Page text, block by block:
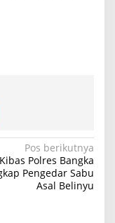
Pos berikutnya
Polres Bangka
Pengedar Sabu
Asal Belinyu